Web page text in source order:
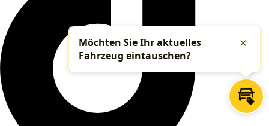
Möchten Sie Ihr aktuelles
Fahrzeug eintauschen?